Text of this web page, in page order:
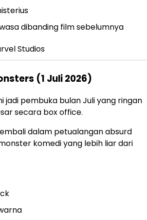
dibanding film sebelumnya
Studios
(1 Juli 2026)
jadi pembuka bulan Juli yang ringan
secara box office.
dalam petualangan absurd
komedi yang lebih liar dari